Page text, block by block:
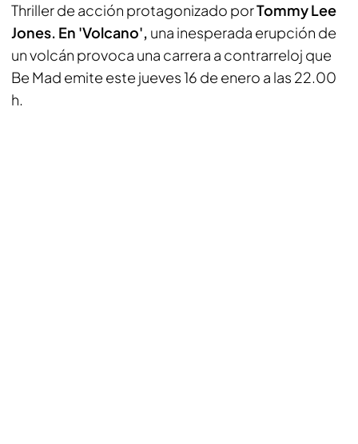
Thriller de acción protagonizado porTommy Lee
Jones. En 'Volcano', una inesperada erupción de
un volcán provoca una carrera a contrarreloj que
Be Mad emite este jueves 16 de enero a las 22.00
h.